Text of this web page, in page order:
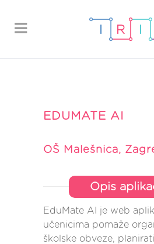
EDUMATE AI
OŠ Malešnica,
Opis
EduMate AI je web
učenicima pomaže
školske obveze,